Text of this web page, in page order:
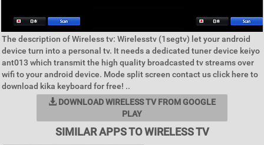
The description of Wireless tv: Wirelesstv (1segtv) let your android
device turn into a personal tv. It needs a dedicated tuner device keiyo
ant013 which transmit the high quality broadcasted tv streams over
wifi to your android device. Mode split screen contact us click here to
download kika keyboard for free! ..
DOWNLOAD WIRELESS TV FROM GOOGLE
PLAY
SIMILAR APPS TO WIRELESS TV